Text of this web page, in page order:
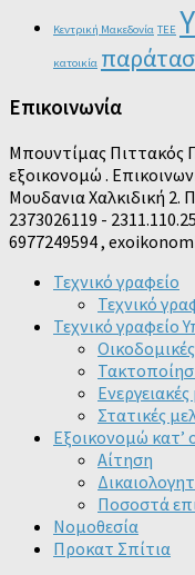
Κεντρική Μακεδονία ΤΕΕ
κατοικία
Επικοινωνία
Μπουντίμας Πιττακός
εξοικονομώ .
Μουδανια Χαλκιδική 2.
2373026119 -
6977249594 ,
Τεχνικό γραφείο
Τεχνικό
Τεχνικό γραφείο
Στατικές
Εξοικονομώ κατ’
Αίτηση
Ποσοστά
Νομοθεσία
Προκατ Σπίτια